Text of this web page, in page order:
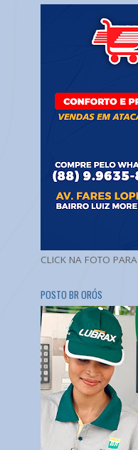
CLICK NA FOTO
POSTO BR ORÓS